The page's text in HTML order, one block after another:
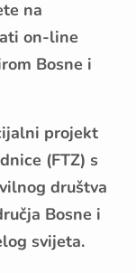
na
on-line
Bosne i
projekt
(FTZ) s
društva
Bosne i
svijeta.